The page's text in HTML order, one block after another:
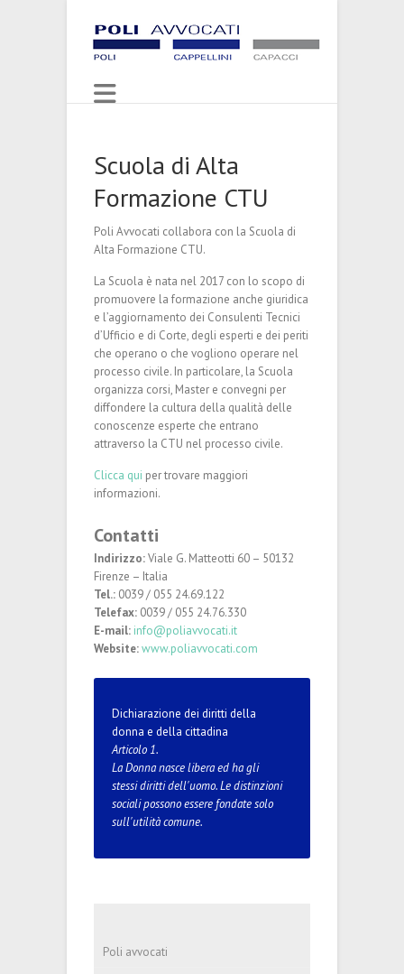
Scuola di Alta
Formazione CTU
Poli Avvocati collabora con la Scuola di
Alta Formazione CTU.
La Scuola è nata nel 2017 con lo scopo di
promuovere la formazione anche giuridica
e l’aggiornamento dei Consulenti Tecnici
d’Ufficio e di Corte, degli esperti e dei periti
che operano o che vogliono operare nel
processo civile. In particolare, la Scuola
organizza corsi, Master e convegni per
diffondere la cultura della qualità delle
conoscenze esperte che entrano
attraverso la CTU nel processo civile.
Clicca qui per trovare maggiori
informazioni.
Contatti
Indirizzo:Viale G. Matteotti 60 – 50132
Firenze – Italia
Tel.: 0039 / 055 24.69.122
Telefax: 0039 / 055 24.76.330
E-mail: info@poliavvocati.it
Website:www.poliavvocati.com
Dichiarazione dei diritti della
donna e della cittadina
Articolo 1.
La Donna nasce libera ed ha gli
stessi diritti dell'uomo. Le distinzioni
sociali possono essere fondate solo
sull'utilità comune.
Poli avvocati